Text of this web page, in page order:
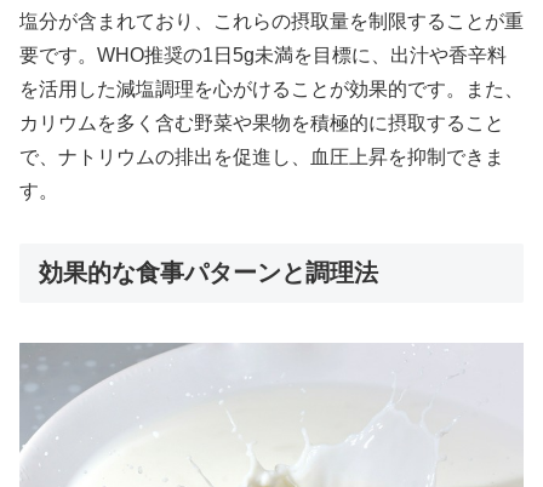
塩分が含まれており、これらの摂取量を制限することが重
要です。WHO推奨の1日5g未満を目標に、出汁や香辛料
を活用した減塩調理を心がけることが効果的です。また、
カリウムを多く含む野菜や果物を積極的に摂取すること
で、ナトリウムの排出を促進し、血圧上昇を抑制できま
す。
効果的な食事パターンと調理法